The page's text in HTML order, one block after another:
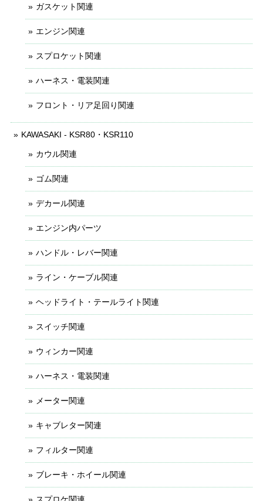
ガスケット関連
エンジン関連
スプロケット関連
ハーネス・電装関連
フロント・リア足回り関連
KAWASAKI - KSR80・KSR110
カウル関連
ゴム関連
デカール関連
エンジン内パーツ
ハンドル・レバー関連
ライン・ケーブル関連
ヘッドライト・テールライト関連
スイッチ関連
ウィンカー関連
ハーネス・電装関連
メーター関連
キャブレター関連
フィルター関連
ブレーキ・ホイール関連
スプロケ関連